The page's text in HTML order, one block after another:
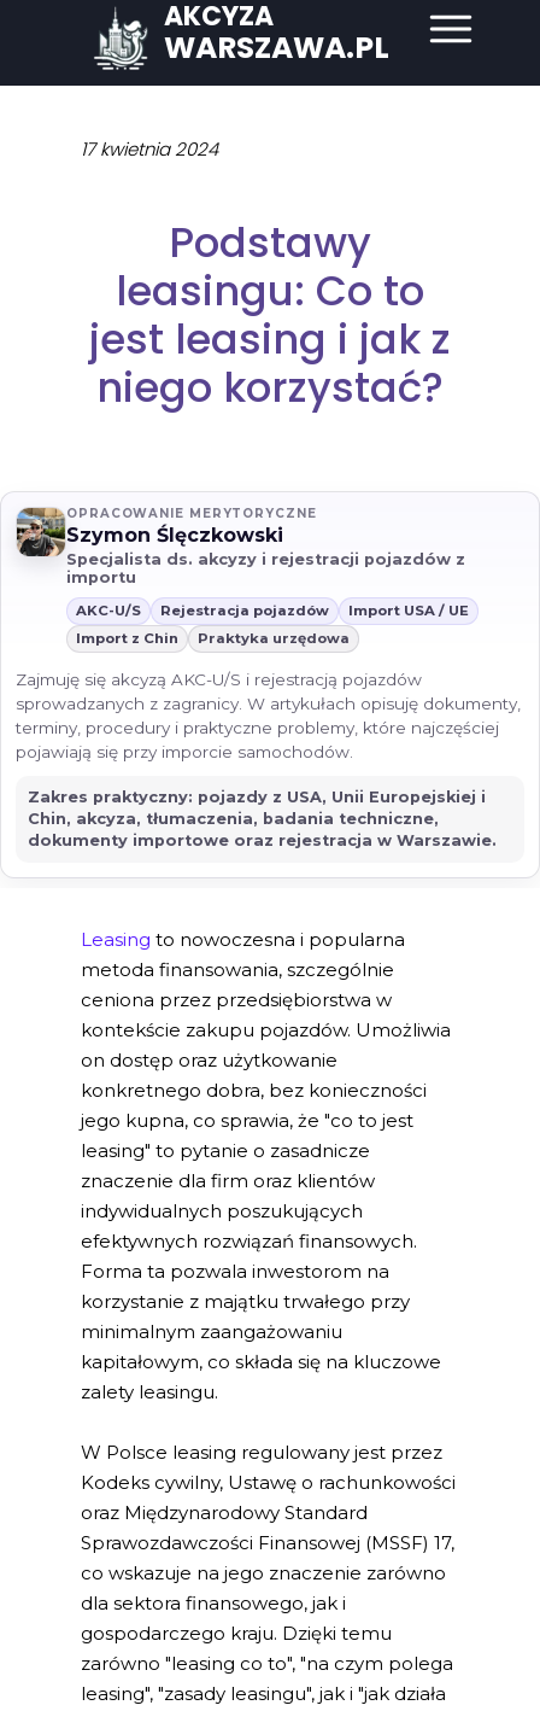
AKCYZA
WARSZAWA.PL
17 kwietnia 2024
Podstawy
leasingu: Co to
jest leasing i jak z
niego korzystać?
Leasing to nowoczesna i popularna
metoda finansowania, szczególnie
ceniona przez przedsiębiorstwa w
kontekście zakupu pojazdów. Umożliwia
on dostęp oraz użytkowanie
konkretnego dobra, bez konieczności
jego kupna, co sprawia, że "co to jest
leasing" to pytanie o zasadnicze
znaczenie dla firm oraz klientów
indywidualnych poszukujących
efektywnych rozwiązań finansowych.
Forma ta pozwala inwestorom na
korzystanie z majątku trwałego przy
minimalnym zaangażowaniu
kapitałowym, co składa się na kluczowe
zalety leasingu.
W Polsce leasing regulowany jest przez
Kodeks cywilny, Ustawę o rachunkowości
oraz Międzynarodowy Standard
Sprawozdawczości Finansowej (MSSF) 17,
co wskazuje na jego znaczenie zarówno
dla sektora finansowego, jak i
gospodarczego kraju. Dzięki temu
zarówno "leasing co to", "na czym polega
leasing", "zasady leasingu", jak i "jak działa
OPRACOWANIE MERYTORYCZNE
Szymon Ślęczkowski
Specjalista ds. akcyzy i rejestracji pojazdów z
importu
AKC-U/S Rejestracja pojazdów
Import USA / UE
Import z Chin
Praktyka urzędowa
Zajmuję się akcyzą AKC-U/S i rejestracją pojazdów
sprowadzanych z zagranicy. W artykułach opisuję dokumenty,
terminy, procedury i praktyczne problemy, które najczęściej
pojawiają się przy imporcie samochodów.
Zakres praktyczny: pojazdy z USA, Unii Europejskiej i
Chin, akcyza, tłumaczenia, badania techniczne,
dokumenty importowe oraz rejestracja w Warszawie.